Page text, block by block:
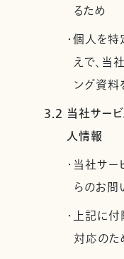
るため
・個人を
えで、当
ング資料
3.2 当社サー
人情報
・当社サ
らのお
・上記に
対応のた